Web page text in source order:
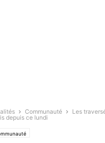
Communauté
Les
depuis ce lundi